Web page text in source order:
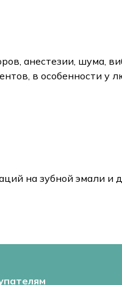
анестезии, шума,
в особенности у
на зубной эмали и